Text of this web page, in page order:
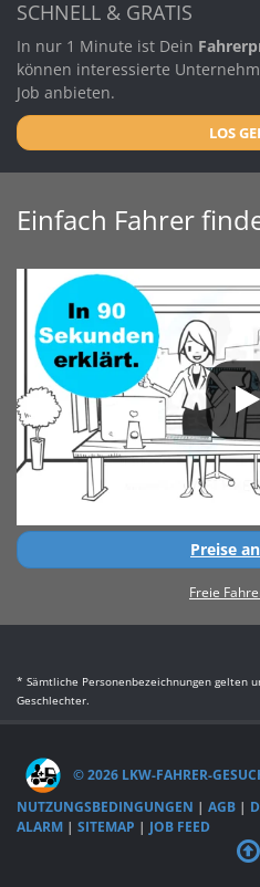
SCHNELL & GRATIS
In nur 1 Minute ist Dein
können interessierte
Job anbieten.
LOS
Einfach Fahrer
Preise
Freie
* Sämtliche Personenbezeichnungen gelten
Geschlechter.
© 2026 LKW-FAHRER-
NUTZUNGSBEDINGUNGEN | AGB |
ALARM | SITEMAP | JOB FEED